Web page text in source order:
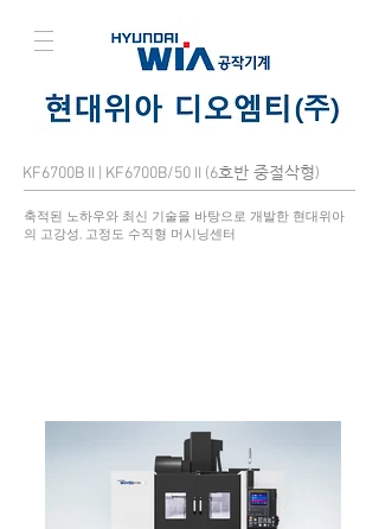
KF6700B II | KF6700B/50 II (6호반 중절삭형)
축적된 노하우와 최신 기술을 바탕으로 개발한 현대위아
의 고강성, 고정도 수직형 머시닝센터